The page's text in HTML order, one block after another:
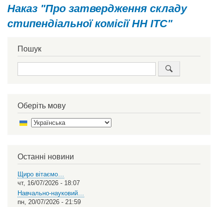
Наказ "Про затвердження складу
стипендіальної комісії НН ІТС"
Пошук
Оберіть мову
Останні новини
Щиро вітаємо…
чт, 16/07/2026 - 18:07
Навчально-науковий…
пн, 20/07/2026 - 21:59